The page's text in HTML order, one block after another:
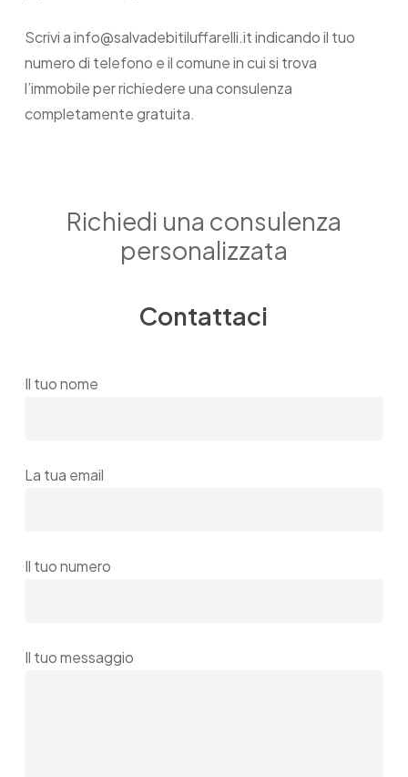
Scrivi a info@salvadebitiluffarelli.it indicando il tuo
numero di telefono e il comune in cui si trova
l’immobile per richiedere una consulenza
completamente gratuita.
Richiedi una consulenza
personalizzata
Contattaci
Il tuo nome
La tua email
Il tuo numero
Il tuo messaggio